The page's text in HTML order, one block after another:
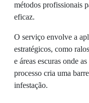
métodos profissionais
eficaz.
O serviço envolve a
estratégicos, como
e áreas escuras onde
processo cria uma
infestação.